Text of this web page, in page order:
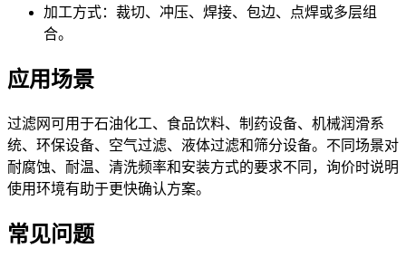
加工方式：裁切、冲压、焊接、包边、点焊或多层组
合。
应用场景
过滤网可用于石油化工、食品饮料、制药设备、机械润滑系
统、环保设备、空气过滤、液体过滤和筛分设备。不同场景对
耐腐蚀、耐温、清洗频率和安装方式的要求不同，询价时说明
使用环境有助于更快确认方案。
常见问题